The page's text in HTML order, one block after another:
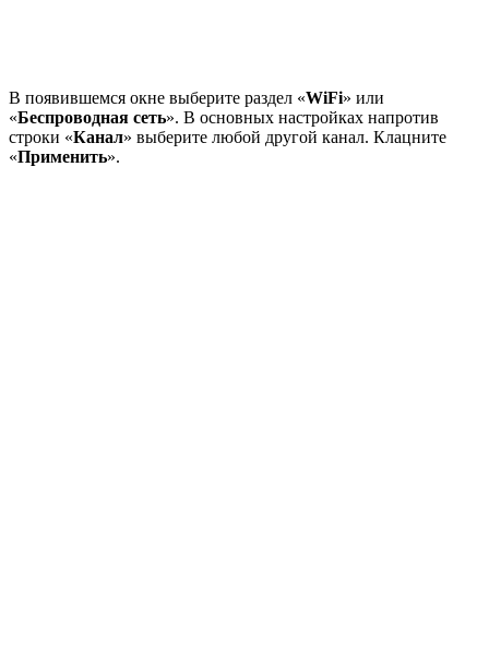
В появившемся окне выберите раздел «WiFi» или
«Беспроводная сеть». В основных настройках напротив
строки «Канал» выберите любой другой канал. Клацните
«Применить».